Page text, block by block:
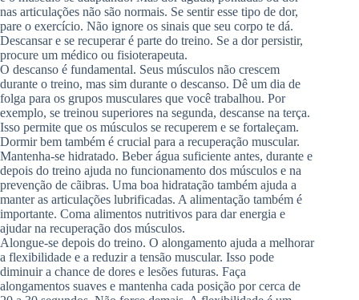
nas articulações não são normais. Se sentir esse tipo de dor,
pare o exercício. Não ignore os sinais que seu corpo te dá.
Descansar e se recuperar é parte do treino. Se a dor persistir,
procure um médico ou fisioterapeuta.
O descanso é fundamental. Seus músculos não crescem
durante o treino, mas sim durante o descanso. Dê um dia de
folga para os grupos musculares que você trabalhou. Por
exemplo, se treinou superiores na segunda, descanse na terça.
Isso permite que os músculos se recuperem e se fortaleçam.
Dormir bem também é crucial para a recuperação muscular.
Mantenha-se hidratado. Beber água suficiente antes, durante e
depois do treino ajuda no funcionamento dos músculos e na
prevenção de cãibras. Uma boa hidratação também ajuda a
manter as articulações lubrificadas. A alimentação também é
importante. Coma alimentos nutritivos para dar energia e
ajudar na recuperação dos músculos.
Alongue-se depois do treino. O alongamento ajuda a melhorar
a flexibilidade e a reduzir a tensão muscular. Isso pode
diminuir a chance de dores e lesões futuras. Faça
alongamentos suaves e mantenha cada posição por cerca de